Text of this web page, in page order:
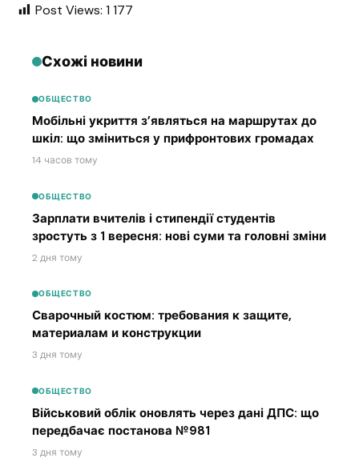
Post Views: 1 177
Схожі новини
ОБЩЕСТВО
Мобільні укриття з’являться на маршрутах до
шкіл: що зміниться у прифронтових громадах
14 часов тому
ОБЩЕСТВО
Зарплати вчителів і стипендії студентів
зростуть з 1 вересня: нові суми та головні зміни
2 дня тому
ОБЩЕСТВО
Сварочный костюм: требования к защите,
материалам и конструкции
3 дня тому
ОБЩЕСТВО
Військовий облік оновлять через дані ДПС: що
передбачає постанова №981
3 дня тому